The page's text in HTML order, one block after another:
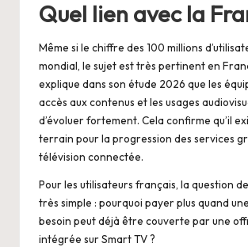
Quel lien avec la
Même si le chiffre des 100 millions
mondial, le sujet est très pertinent en
explique dans son étude 2026 que les
accès aux contenus et les usages
d’évoluer fortement. Cela confirme qu’il
terrain pour la progression des services
télévision connectée.
Pour les utilisateurs français, la question
très simple : pourquoi payer plus quand
besoin peut déjà être couverte par une
intégrée sur Smart TV ?